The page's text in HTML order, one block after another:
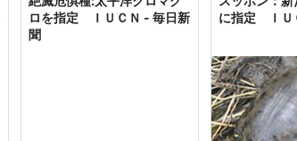
ロを指定 ＩＵＣＮ - 毎日新
聞
に指定 ＩＵ